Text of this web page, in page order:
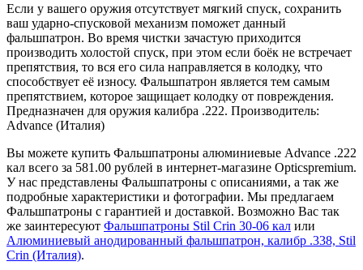
Если у вашего оружия отсутствует мягкий спуск, сохранить
ваш ударно-спусковой механизм поможет данный
фальшпатрон. Во время чистки зачастую приходится
производить холостой спуск, при этом если боёк не встречает
препятствия, то вся его сила направляется в колодку, что
способствует её износу. Фальшпатрон является тем самым
препятствием, которое защищает колодку от повреждения.
Предназначен для оружия калибра .222. Производитель:
Advance (Италия)
Вы можете купить Фальшпатроны алюминиевые Advance .222
кал всего за 581.00 рублей в интернет-магазине Opticspremium.
У нас представлены Фальшпатроны с описаниями, а так же
подробные характеристики и фотографии. Мы предлагаем
Фальшпатроны с гарантией и доставкой. Возможно Вас так
же заинтересуют Фальшпатроны Stil Crin 30-06 кал или
Алюминиевый анодированный фальшпатрон, калибр .338, Stil
Crin (Италия).